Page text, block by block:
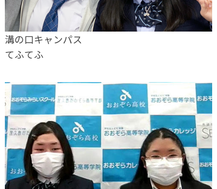
溝の口キャンパス
てふてふ